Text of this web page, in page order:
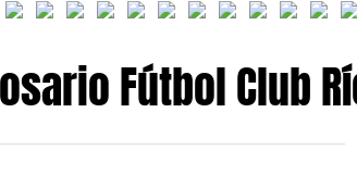
Fútbol Club